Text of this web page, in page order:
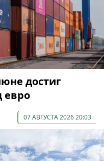
достиг
евро
07 АВГУСТА 2026 20:03